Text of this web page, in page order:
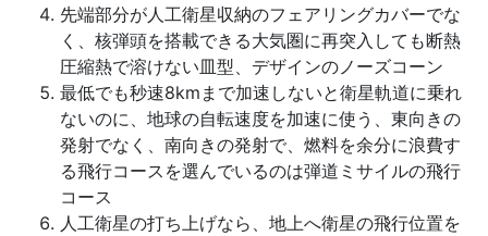
先端部分が人工衛星収納のフェアリングカバーでな
く、核弾頭を搭載できる大気圏に再突入しても断熱
圧縮熱で溶けない皿型、デザインのノーズコーン
最低でも秒速8kmまで加速しないと衛星軌道に乗れ
ないのに、地球の自転速度を加速に使う、東向きの
発射でなく、南向きの発射で、燃料を余分に浪費す
る飛行コースを選んでいるのは弾道ミサイルの飛行
コース
人工衛星の打ち上げなら、地上へ衛星の飛行位置を